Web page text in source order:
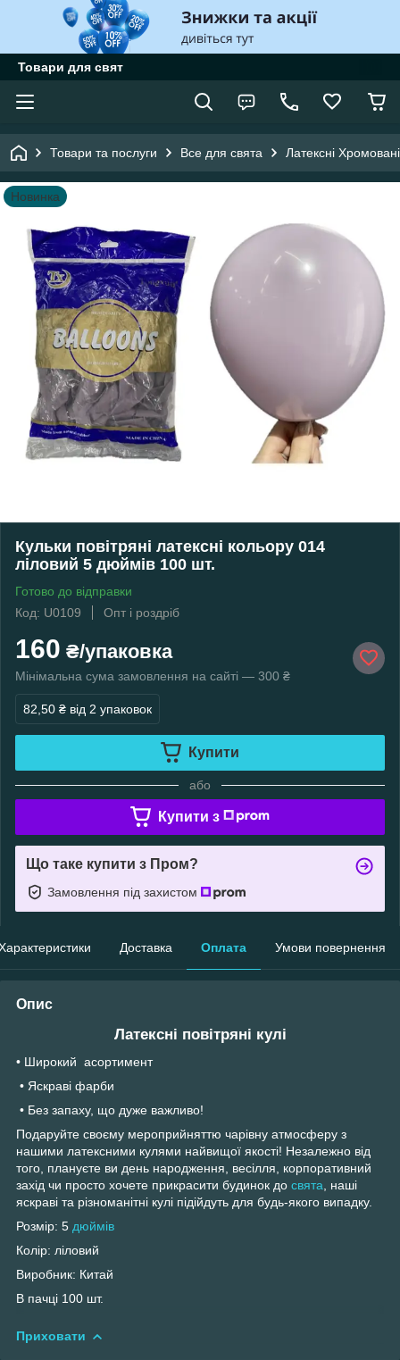
Товари для свят
Товари та послуги Все для свята Латексні Хромовані
Новинка
Кульки повітряні латексні кольору 014
ліловий 5 дюймів 100 шт.
Готово до відправки
Код: U0109
Опт і роздріб
160 ₴/упаковка
Мінімальна сума замовлення на сайті — 300 ₴
82,50 ₴ від 2 упаковок
Купити
або
Купити з
Що таке купити з Пром?
Замовлення під захистом
Доставка Оплата Умови повернення
Опис
Латексні повітряні кулі
• Широкий асортимент
• Яскраві фарби
• Без запаху, що дуже важливо!
Подаруйте своєму мероприйняттю чарівну атмосферу з
нашими латексними кулями найвищої якості! Незалежно від
того, плануєте ви день народження, весілля, корпоративний
захід чи просто хочете прикрасити будинок до свята , наші
яскраві та різноманітні кулі підійдуть для будь-якого випадку.
Розмір: 5 дюймів
Колір: ліловий
Виробник: Китай
В пачці 100 шт.
Приховати